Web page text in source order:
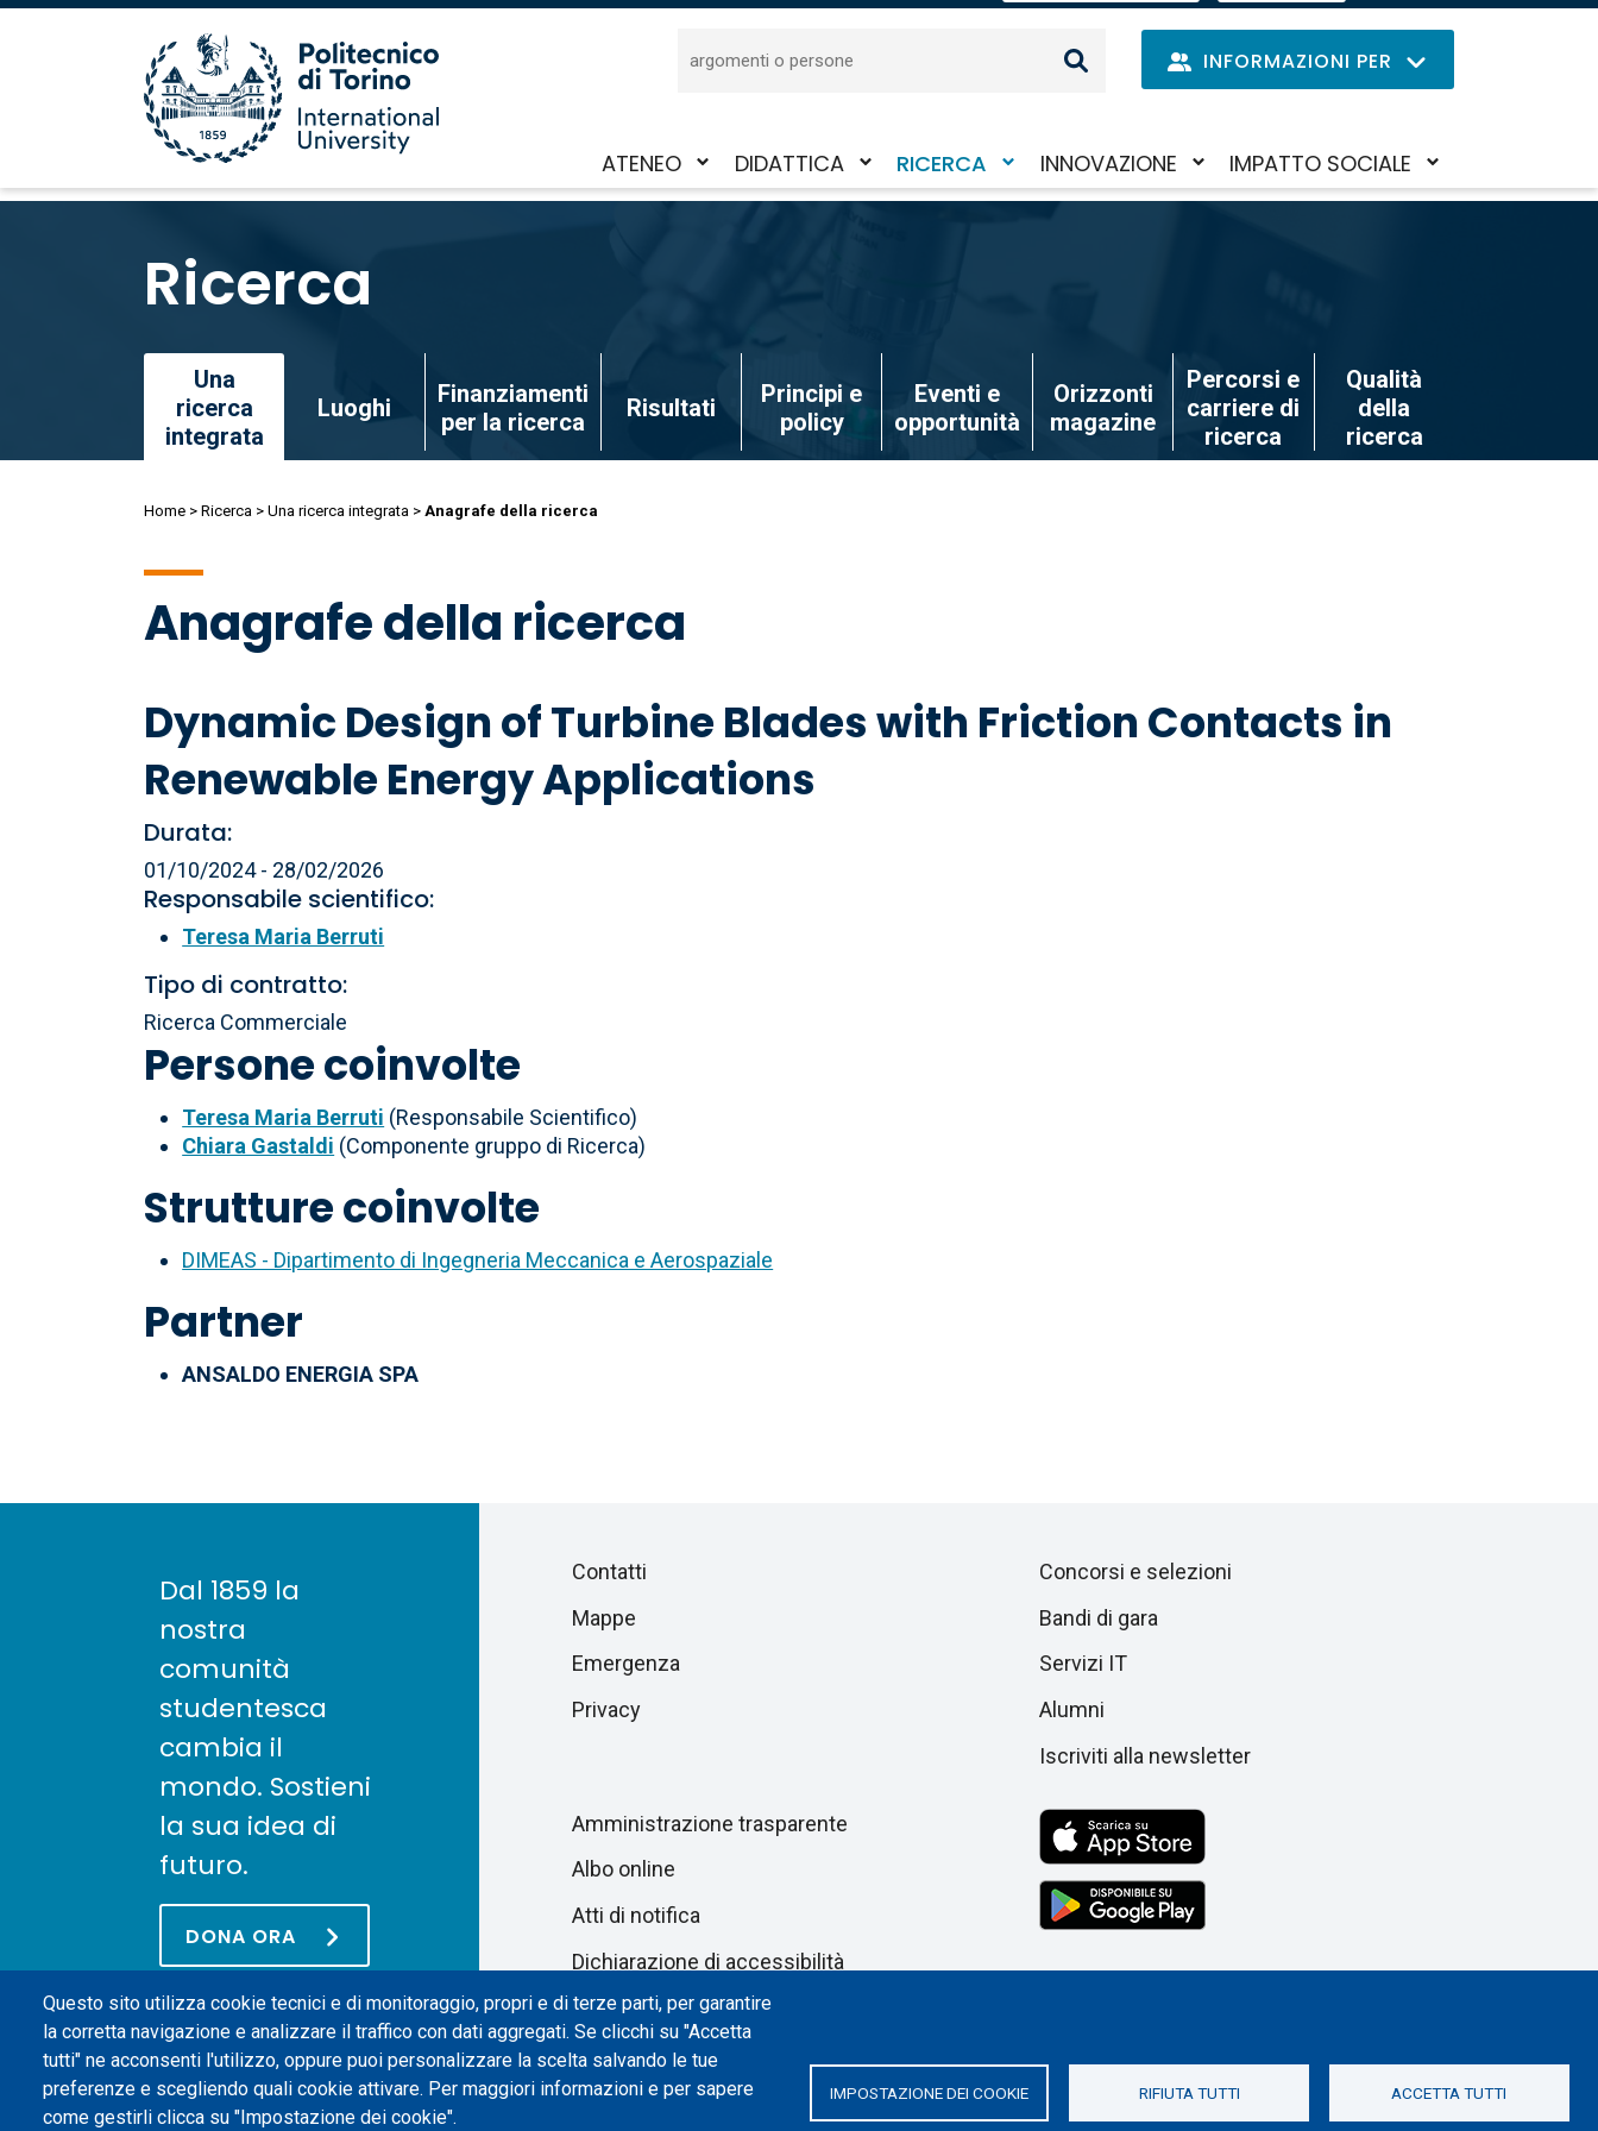
EN IL
DELLE
Salta
ATENEO
Attiva/disattiva
DIDATTICA
Attiva/disattiva
RICERCA
Attiva/disattiva
INNOVAZIONE
Attiva/disattiva
IMPATTO SOCIALE
Attiva/disattiva
INFORMAZIONI PER
Ricerca
contenuto
principale
Una
ricerca
integrata
Luoghi
Finanziamenti
per la ricerca
Risultati
Principi e
policy
Eventi e
opportunità
Orizzonti
magazine
Percorsi e
carriere di
ricerca
Qualità
della
ricerca
Briciole
di
pane
Home Ricerca Una ricerca integrata Anagrafe della ricerca
Anagrafe della ricerca
Dynamic Design of Turbine Blades with Friction Contacts in
Renewable Energy Applications
Durata:
01/10/2024 - 28/02/2026
Responsabile scientifico:
Teresa Maria Berruti
Tipo di contratto:
Ricerca Commerciale
Persone coinvolte
Teresa Maria Berruti (Responsabile Scientifico)
Chiara Gastaldi (Componente gruppo di Ricerca)
Strutture coinvolte
DIMEAS - Dipartimento di Ingegneria Meccanica e Aerospaziale
Partner
ANSALDO ENERGIA SPA
Questo sito utilizza cookie tecnici e di monitoraggio, propri e di terze parti, per garantire
la corretta navigazione e analizzare il traffico con dati aggregati. Se clicchi su "Accetta
tutti" ne acconsenti l'utilizzo, oppure puoi personalizzare la scelta salvando le tue
preferenze e scegliendo quali cookie attivare. Per maggiori informazioni e per sapere
come gestirli clicca su "Impostazione dei cookie".
IMPOSTAZIONE DEI COOKIE RIFIUTA TUTTI ACCETTA TUTTI
Dal 1859 la
nostra
comunità
studentesca
cambia il
mondo. Sostieni
la sua idea di
futuro.
DONA ORA
Salta
sezione
Piè
di
pagina
Contatti
Mappe
Emergenza
Privacy
Concorsi e selezioni
Bandi di gara
Servizi IT
Alumni
Iscriviti alla newsletter
Amministrazione trasparente
Albo online
Atti di notifica
Dichiarazione di accessibilità
Impostazione dei cookie